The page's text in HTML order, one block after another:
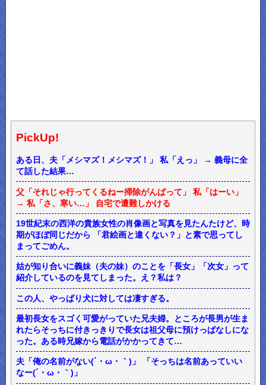
PickUp!
ある日、夫「メシマズ！メシマズ！」 私「えっ」 → 義母に全
て話した結果…
父「それじゃ行ってくるねー掃除がんばって」 私「はーい」
→ 私「さ、寒い…」 自宅で遭難しかける
19世紀末の西洋の貴族女性の肖像画と写真を見たんたけど、時
期がほぼ同じだから 「君絵画と違くない？」と素で思ってし
まってごめん。
姑が知り合いに義妹（夫の妹）のことを「長女」「次女」って
紹介しているのを見てしまった。え？私は？
この人、やっぱり犬に対しては凄すぎる。
最初長女をスゴく可愛がっていた兄夫婦。ところが長男が生ま
れたらそっちに付きっきりで長女は祖父母に預けっぱなしにな
った。ある時兄嫁から電話がかかってきて…
夫「俺の名前がない(´・ω・｀)」 「そっちは名前あっていい
なー(´・ω・｀)」